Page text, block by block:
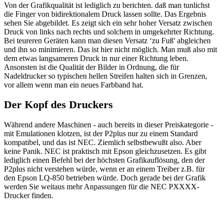
Von der Grafikqualität ist lediglich zu berichten. daß man tunlichst
die Finger von bidirektionalem Druck lassen sollte. Das Ergebnis
sehen Sie abgebildet. Es zeigt sich ein sehr hoher Versatz zwischen
Druck von links nach rechts und solchem in umgekehrter Richtung.
Bei teureren Geräten kann man diesen Versatz ‘zu Fuß' abgleichen
und ihn so minimieren. Das ist hier nicht möglich. Man muß also mit
dem etwas langsameren Druck in nur einer Richtung leben.
Ansonsten ist die Qualität der Bilder in Ordnung, die für
Nadeldrucker so typischen hellen Streifen halten sich in Grenzen,
vor allem wenn man ein neues Farbband hat.
Der Kopf des Druckers
Während andere Maschinen - auch bereits in dieser Preiskategorie -
mit Emulationen klotzen, ist der P2plus nur zu einem Standard
kompatibel, und das ist NEC. Ziemlich selbstbewußt also. Aber
keine Panik. NEC ist praktisch mit Epson gleichzusetzen. Es gibt
lediglich einen Befehl bei der höchsten Grafikauflösung, den der
P2plus nicht verstehen würde, wenn er an einem Treiber z.B. für
den Epson LQ-850 betrieben würde. Doch gerade bei der Grafik
werden Sie weitaus mehr Anpassungen für die NEC PXXXX-
Drucker finden.